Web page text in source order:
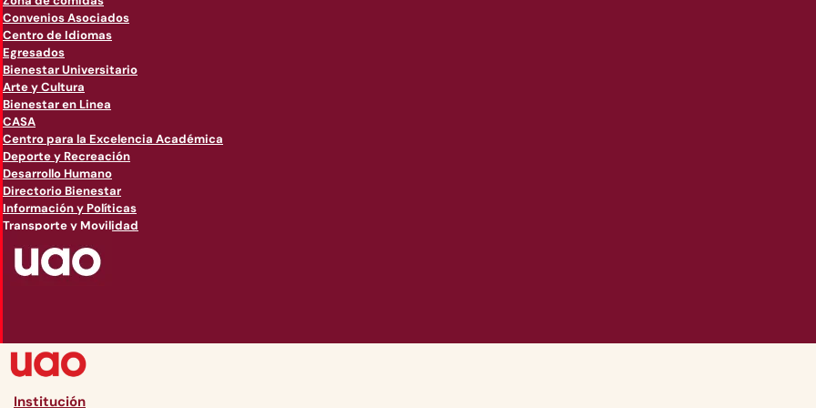
Convenios Asociados
Centro de Idiomas
Egresados
Bienestar Universitario
Arte y Cultura
Bienestar en Linea
CASA
Centro para la Excelencia Académica
Deporte y Recreación
Desarrollo Humano
Directorio Bienestar
Información y Políticas
Transporte y Movilidad
Institución